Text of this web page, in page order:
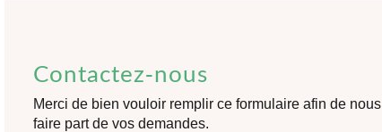
Contactez-nous
Merci de bien vouloir remplir ce formulaire afin de nous
faire part de vos demandes.